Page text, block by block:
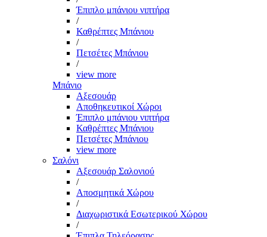
Έπιπλο μπάνιου νιπτήρα
/
Καθρέπτες Μπάνιου
/
Πετσέτες Μπάνιου
/
view more
Μπάνιο
Αξεσουάρ
Αποθηκευτικοί Χώροι
Έπιπλο μπάνιου νιπτήρα
Καθρέπτες Μπάνιου
Πετσέτες Μπάνιου
view more
Σαλόνι
Αξεσουάρ Σαλονιού
/
Αποσμητικά Χώρου
/
Διαχωριστικά Εσωτερικού Χώρου
/